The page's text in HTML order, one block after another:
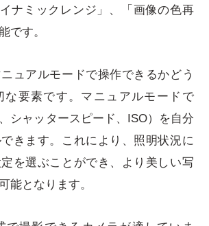
ナミックレンジ」、「画像の色再
です。
ュアルモードで操作できるかどう
な要素です。マニュアルモードで
シャッタースピード、ISO）を自分
きます。これにより、照明状況に
を選ぶことができ、より美しい写
能となります。